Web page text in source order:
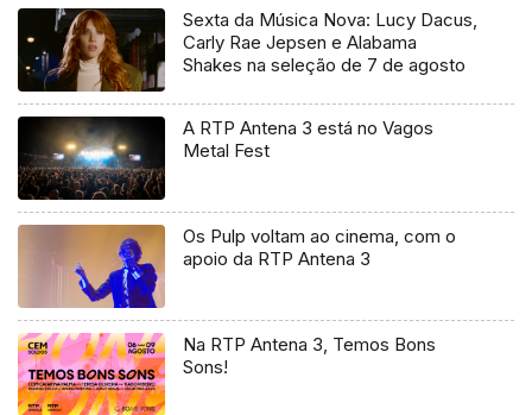
Sexta da Música Nova: Lucy Dacus,
Carly Rae Jepsen e Alabama
Shakes na seleção de 7 de agosto
A RTP Antena 3 está no Vagos
Metal Fest
Os Pulp voltam ao cinema, com o
apoio da RTP Antena 3
Na RTP Antena 3, Temos Bons
Sons!